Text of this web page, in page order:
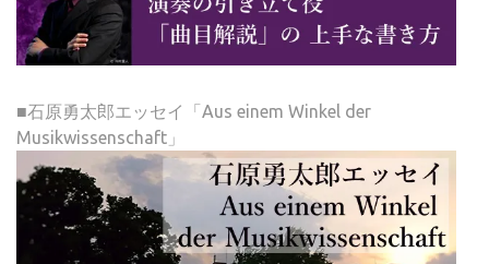
■石原勇太郎エッセイ「Aus einem Winkel der
Musikwissenschaft」